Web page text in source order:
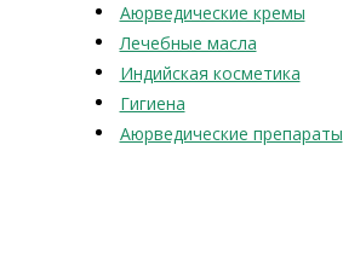
Аюрведические кремы
Лечебные масла
Индийская косметика
Гигиена
Аюрведические препараты